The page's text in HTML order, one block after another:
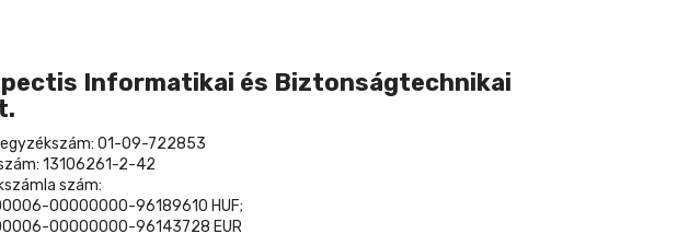
Informatikai és Biztonságtechnikai
01-09-722853
13106261-2-42
szám:
00000000-96189610 HUF;
00000000-96143728 EUR